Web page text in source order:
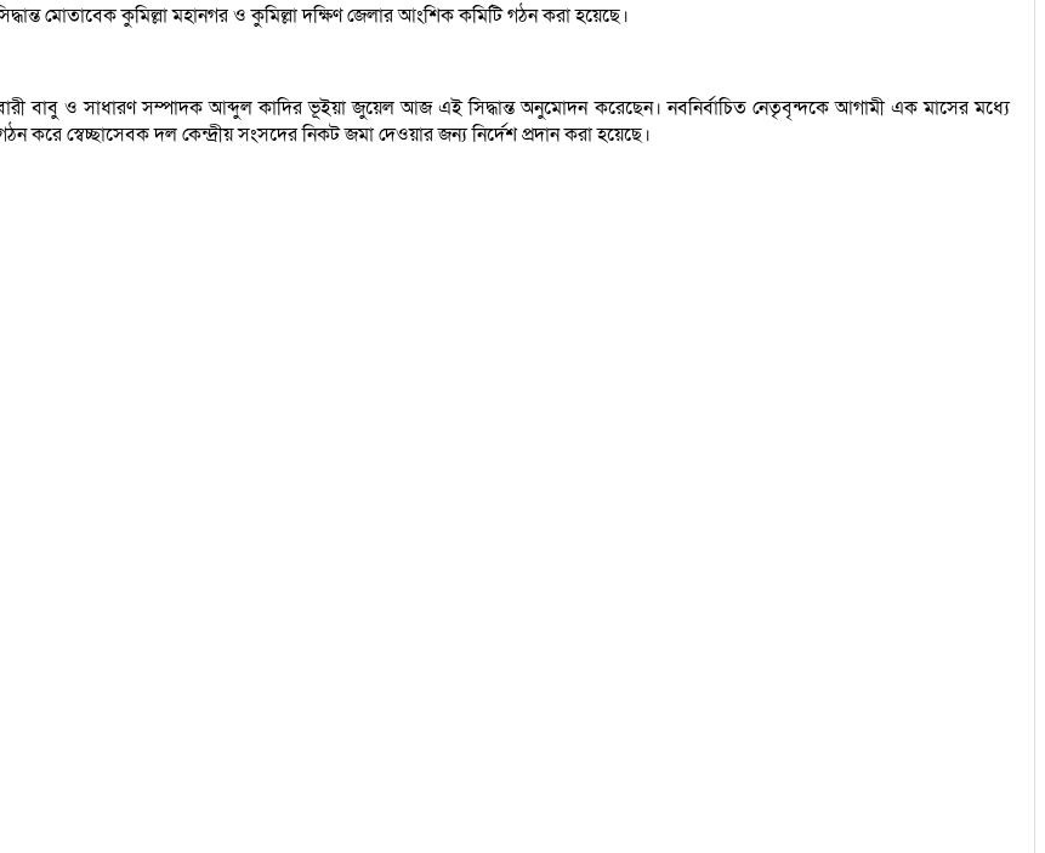
মোতাবেক কুমিল্লা মহানগর ও কুমিল্লা দক্ষিণ জেলার আংশিক কমিটি গঠন করা হয়েছে।
বাবু ও সাধারণ সম্পাদক আব্দুল কাদির ভূইয়া জুয়েল আজ এই সিদ্ধান্ত অনুমোদন করেছেন। নবনির্বাচিত নেতৃবৃন্দকে আগামী এক মাসের মধ্যে
স্বেচ্ছাসেবক দল কেন্দ্রীয় সংসদের নিকট জমা দেওয়ার জন্য নির্দেশ প্রদান করা হয়েছে।